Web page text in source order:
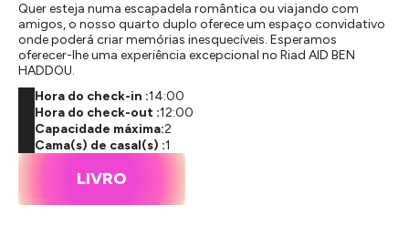
Quer esteja numa escapadela romântica ou viajando com
amigos, o nosso quarto duplo oferece um espaço convidativo
onde poderá criar memórias inesquecíveis. Esperamos
oferecer-lhe uma experiência excepcional no Riad AID BEN
HADDOU.
Hora do check-in :14:00
Hora do check-out :12:00
Capacidade máxima:2
Cama(s) de casal(s) :1
LIVRO